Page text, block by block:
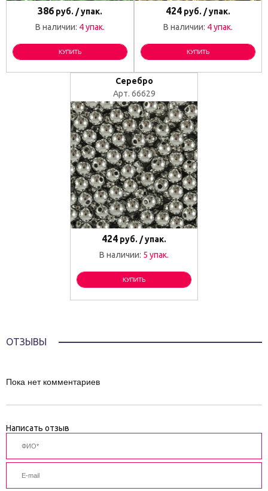
386 руб. / упак.
В наличии: 4 упак.
КУПИТЬ
424 руб. / упак.
В наличии: 4 упак.
КУПИТЬ
Серебро
Арт. 66629
424 руб. / упак.
В наличии: 5 упак.
КУПИТЬ
ОТЗЫВЫ
Пока нет комментариев
Написать отзыв